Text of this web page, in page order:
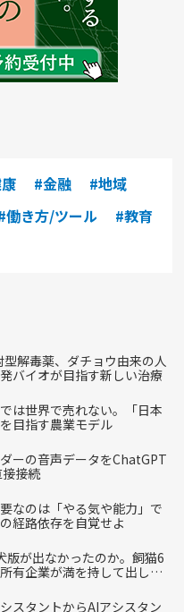
#金融
#地域
働き方/ツール
#教育
型解毒薬、ダチョウ由来の人
バイオが目指す新しい治療
は世界で売れない。「日本
目指す農業モデル
ーの音声データをChatGPT
接続
なのは「やる気や能力」で
経路依存を自覚せよ
版が出なかったのか。飼猫6
有企業が満を持して出し
スタントからAIアシスタン